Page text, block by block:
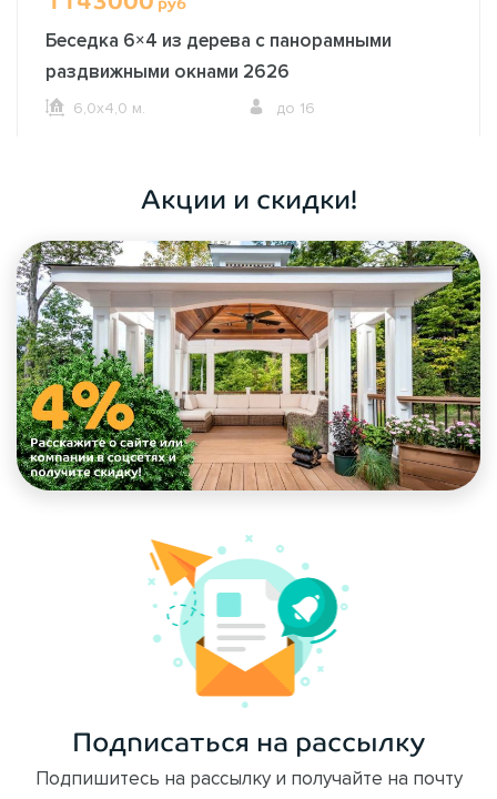
Беседка 6×4 из дерева с панорамными
раздвижными окнами 2626
6,0х4,0 м. до 16
Акции и скидки!
Подписаться на рассылку
Подпишитесь на рассылку и получайте на почту